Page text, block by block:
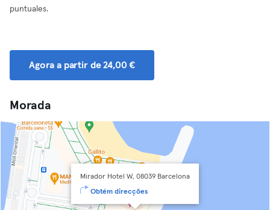
puntuales.
Agora a partir de 24,00 €
Morada
Mirador Hotel W, 08039 Barcelona
Obtém direcções